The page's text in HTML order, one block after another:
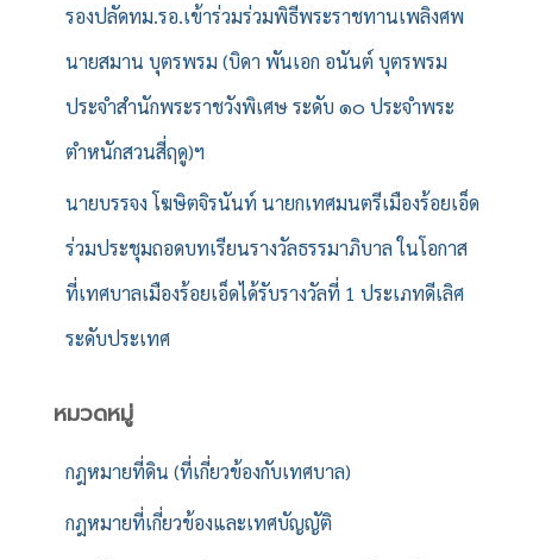
รองปลัดทม.รอ.เข้าร่วมร่วมพิธีพระราชทานเพลิงศพ
นายสมาน บุตรพรม (บิดา พันเอก อนันต์ บุตรพรม
ประจำสำนักพระราชวังพิเศษ ระดับ ๑๐ ประจำพระ
ตำหนักสวนสี่ฤดู)ฯ
นายบรรจง โฆษิตจิรนันท์ นายกเทศมนตรีเมืองร้อยเอ็ด
ร่วมประชุมถอดบทเรียนรางวัลธรรมาภิบาล ในโอกาส
ที่เทศบาลเมืองร้อยเอ็ดได้รับรางวัลที่ 1 ประเภทดีเลิศ
ระดับประเทศ
หมวดหมู่
กฎหมายที่ดิน (ที่เกี่ยวข้องกับเทศบาล)
กฎหมายที่เกี่ยวข้องและเทศบัญญัติ